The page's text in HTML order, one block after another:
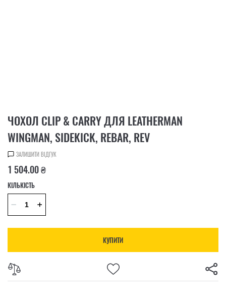
ЧОХОЛ CLIP & CARRY ДЛЯ LEATHERMAN
WINGMAN, SIDEKICK, REBAR, REV
ЗАЛИШИТИ ВІДГУК
1 504.00 ₴
КІЛЬКІСТЬ
КУПИТИ